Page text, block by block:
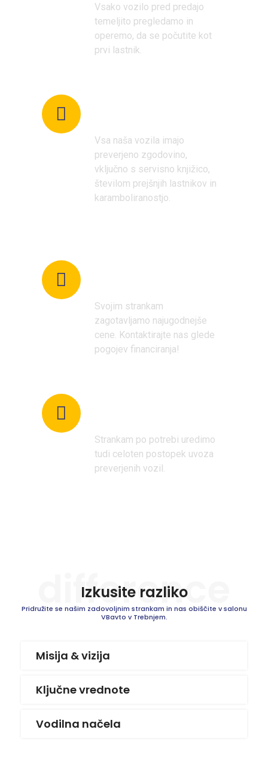
Vsako vozilo pred predajo
temeljito pregledamo in
operemo, da se počutite kot
prvi lastnik.
Vsa naša vozila imajo
preverjeno zgodovino,
vključno s servisno knjižico,
številom prejšnjih lastnikov in
karamboliranostjo.
Svojim strankam
zagotavljamo najugodnejše
cene. Kontaktirajte nas glede
pogojev financiranja!
Strankam po potrebi uredimo
tudi celoten postopek uvoza
preverjenih vozil.
difference
Izkusite razliko
Pridružite se našim zadovoljnim strankam in nas obiščite v salonu
VBavto v Trebnjem.
Misija & vizija
Ključne vrednote
Vodilna načela